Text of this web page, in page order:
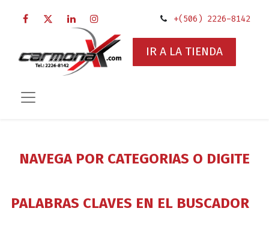
+(506) 2226-8142
IR A LA TIENDA
NAVEGA POR CATEGORIAS O DIGITE
PALABRAS CLAVES EN EL BUSCADOR